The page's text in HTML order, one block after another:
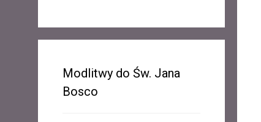
Modlitwy do Św. Jana
Bosco